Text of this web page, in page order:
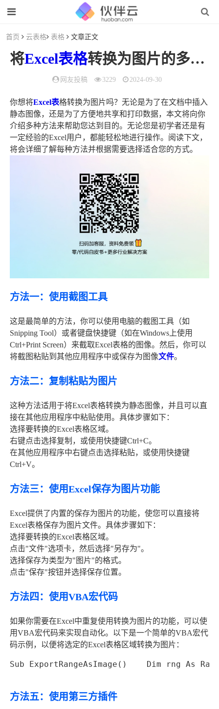
首页 云表格 表格 文章正文
将Excel表格转换为图片的多种方法
网友投稿 3229 2024-09-30
你想将Excel表格转换为图片吗？无论是为了在文档中插入
静态图像，还是为了方便地共享和打印数据，本文将向你
介绍多种方法来帮助您达到目的。无论您是初学者还是有
一定经验的Excel用户，都能轻松地进行操作。阅读下文，
将会详细了解每种方法并根据需要选择适合您的方式。
方法一：使用截图工具
这是最简单的方法，你可以使用电脑的截图工具（如
Snipping Tool）或者键盘快捷键（如在Windows上使用
Ctrl+Print Screen）来截取Excel表格的图像。然后，你可以
将截图粘贴到其他应用程序中或保存为图像文件。
方法二：复制粘贴为图片
这种方法适用于将Excel表格转换为静态图像，并且可以直
接在其他应用程序中粘贴使用。具体步骤如下：
选择要转换的Excel表格区域。
右键点击选择复制，或使用快捷键Ctrl+C。
在其他应用程序中右键点击选择粘贴，或使用快捷键
Ctrl+V。
方法三：使用Excel保存为图片功能
Excel提供了内置的保存为图片的功能，使您可以直接将
Excel表格保存为图片文件。具体步骤如下：
选择要转换的Excel表格区域。
点击"文件"选项卡，然后选择"另存为"。
选择保存为类型为"图片"的格式。
点击"保存"按钮并选择保存位置。
方法四：使用VBA宏代码
如果你需要在Excel中重复使用转换为图片的功能，可以使
用VBA宏代码来实现自动化。以下是一个简单的VBA宏代
码示例，以便将选定的Excel表格区域转换为图片：
Sub ExportRangeAsImage()    Dim rng
方法五：使用第三方插件